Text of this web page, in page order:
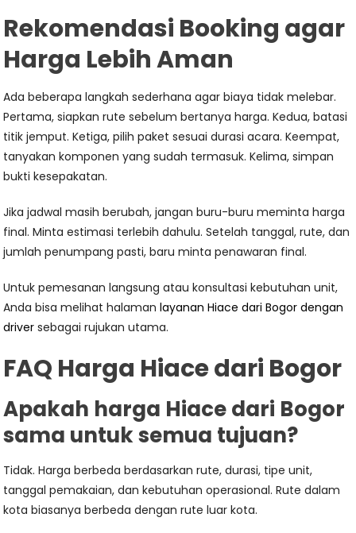
Rekomendasi Booking agar
Harga Lebih Aman
Ada beberapa langkah sederhana agar biaya tidak melebar.
Pertama, siapkan rute sebelum bertanya harga. Kedua, batasi
titik jemput. Ketiga, pilih paket sesuai durasi acara. Keempat,
tanyakan komponen yang sudah termasuk. Kelima, simpan
bukti kesepakatan.
Jika jadwal masih berubah, jangan buru-buru meminta harga
final. Minta estimasi terlebih dahulu. Setelah tanggal, rute, dan
jumlah penumpang pasti, baru minta penawaran final.
Untuk pemesanan langsung atau konsultasi kebutuhan unit,
Anda bisa melihat halamanlayanan Hiace dari Bogor dengan
driver sebagai rujukan utama.
FAQ Harga Hiace dari Bogor
Apakah harga Hiace dari Bogor
sama untuk semua tujuan?
Tidak. Harga berbeda berdasarkan rute, durasi, tipe unit,
tanggal pemakaian, dan kebutuhan operasional. Rute dalam
kota biasanya berbeda dengan rute luar kota.